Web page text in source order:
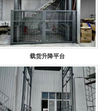
载货升降平台